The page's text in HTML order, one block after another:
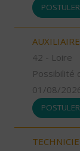
POSTULER
42 - Loire
Possibilité
01/08/
POSTULER